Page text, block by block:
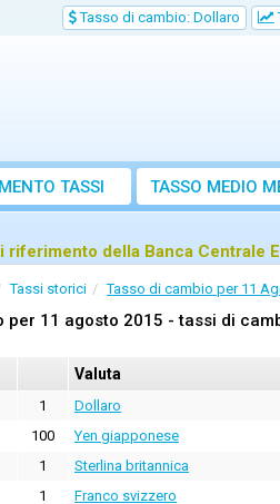
Tasso di cambio: Dollaro
TASSI TASSO MEDIO
riferimento della Banca Centrale
Tassi storici Tasso di cambio per 11
per 11 agosto 2015 - tassi di
Valuta
1 Dollaro
100 Yen giapponese
1 Sterlina britannica
1 Franco svizzero